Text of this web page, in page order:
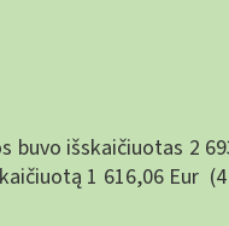
buvo išskaičiuotas 2
1 616,06 Eur (4